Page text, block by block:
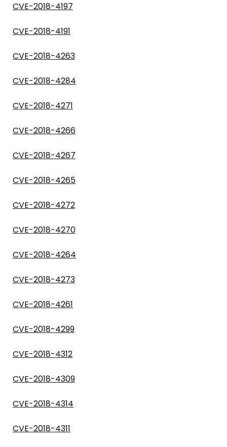
CVE-2018-4197
CVE-2018-4191
CVE-2018-4263
CVE-2018-4284
CVE-2018-4271
CVE-2018-4266
CVE-2018-4267
CVE-2018-4265
CVE-2018-4272
CVE-2018-4270
CVE-2018-4264
CVE-2018-4273
CVE-2018-4261
CVE-2018-4299
CVE-2018-4312
CVE-2018-4309
CVE-2018-4314
CVE-2018-4311